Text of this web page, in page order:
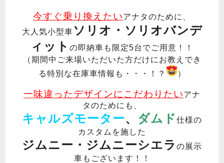
今すぐ乗り換えたいアナタのために、
大人気小型車 ソリオ・ソリオバンデ
ィット の即納車も限定5台でご用意！！
（期間中ご来場いただいた方だけにお教えでき
る特別な在庫車情報も・・・！？
）
一味違ったデザインにこだわりたいアナ
タのためにも、
キャルズモーター、 ダムド 仕様の
カスタムを施した
ジムニー・ジムニーシエラ の展示
車もございます！！